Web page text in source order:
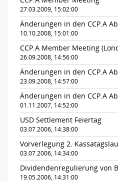
27.03.2009, 15:02:00
Änderungen in den CCP.A
10.10.2008, 15:01:00
CCP.A Member Meeting
26.09.2008, 14:56:00
Änderungen in den CCP.A
23.09.2008, 14:57:00
Änderungen in den CCP.A
01.11.2007, 14:52:00
USD Settlement Feiertag
03.07.2006, 14:38:00
Vorverlegung 2.
03.07.2006, 14:34:00
Dividendenregulierung von
19.05.2006, 14:31:00